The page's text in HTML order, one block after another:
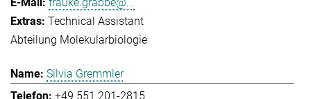
Technical Assistant
Abteilung Molekularbiologie
Silvia Gremmler
+49 551 201-2815